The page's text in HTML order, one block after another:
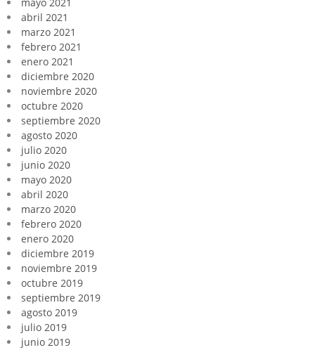
mayo 2021
abril 2021
marzo 2021
febrero 2021
enero 2021
diciembre 2020
noviembre 2020
octubre 2020
septiembre 2020
agosto 2020
julio 2020
junio 2020
mayo 2020
abril 2020
marzo 2020
febrero 2020
enero 2020
diciembre 2019
noviembre 2019
octubre 2019
septiembre 2019
agosto 2019
julio 2019
junio 2019